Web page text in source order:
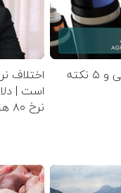
انواع کابل های برق صنعتی و ۵ نکته
اختلاف
نرخ ۸۰ هزار تومان فروخت